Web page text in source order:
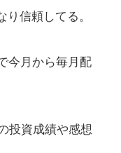
信頼してる。
今月から毎月配
投資成績や感想